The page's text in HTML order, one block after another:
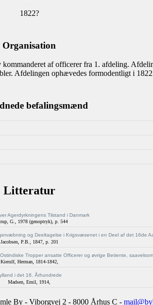
1822?
Organisation
af officerer fra 1. afdeling.
Afdelingen ophævedes formodentligt i
befalingsmænd
Litteratur
Agerdyrkningens Tilstand i Danmark
G.
1978 (genoptryk), p. 544
og Deeltagelse i Krigsvæsenet i en Deel af det 16de
Jacobsen, P.B.
1847, p. 201
Tropper ansatte Officerer og øvrige Betiente,
Kierulf, Herman, 1814-1842,
i det 16. Århundrede
Madsen, Emil
1914
By - Viborgvej 2 - 8000 Århus C -